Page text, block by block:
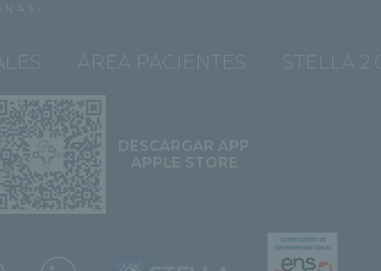
ÁREA PACIENTES STELLA 2.0
DESCARGAR APP
APPLE STORE